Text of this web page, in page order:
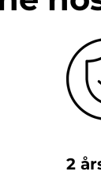
2